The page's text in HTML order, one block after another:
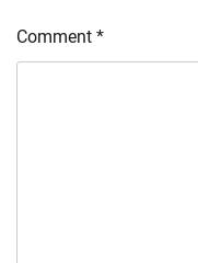
Comment *